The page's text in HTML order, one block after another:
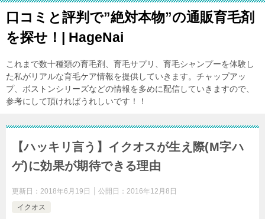
口コミと評判で”絶対本物”の通販育毛剤
を探せ！| HageNai
これまで数十種類の育毛剤、育毛サプリ、育毛シャンプーを体験し
た私がリアルな育毛ケア情報を提供していきます。チャップアッ
プ、ボストンシリーズなどの情報を多めに配信していきますので、
参考にして頂ければうれしいです！！
【ハッキリ言う】イクオスが生え際(M字ハ
ゲ)に効果が期待できる理由
更新日： 2018年6月19日 公開日： 2016年12月8日
イクオス